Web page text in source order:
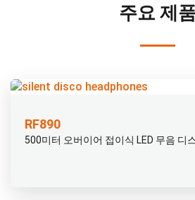
주요 제
RF890
500미터 오버이어 접이식 LED 무음 디